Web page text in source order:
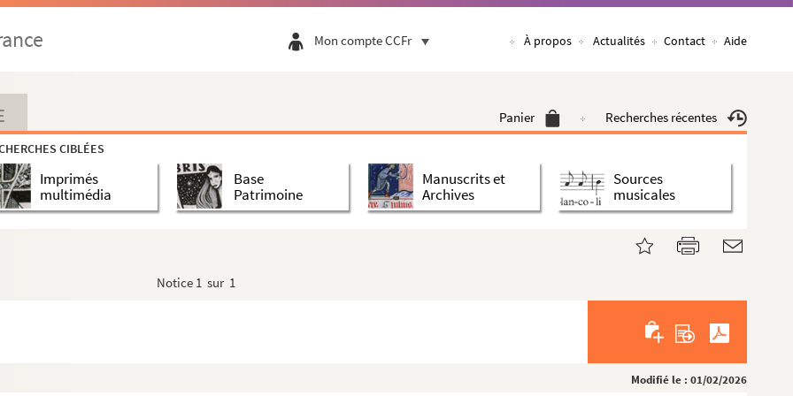
Mon compte CCFr À propos Actualités Contact Aide
Panier Recherches récentes
CIBLÉES
Imprimés
multimédia
Base
Patrimoine
Manuscrits et
Archives
Sources
musicales
Notice 1 sur 1
Modifié le : 01/02/2026